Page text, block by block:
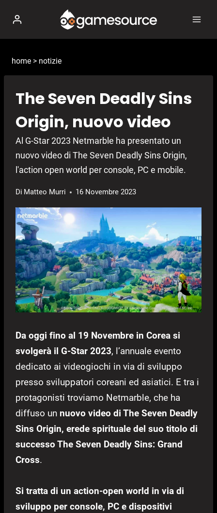
contenuto
home > notizie
The Seven Deadly Sins
Origin, nuovo video
Al G-Star 2023 Netmarble ha presentato un
nuovo video di The Seven Deadly Sins Origin,
l'action open world per console, PC e mobile.
Di Matteo Murri 16 Novembre 2023
Da oggi fino al 19 Novembre in Corea si
svolgerà il G-Star 2023, l’annuale evento
dedicato ai videogiochi in via di sviluppo
presso sviluppatori coreani ed asiatici. E tra i
protagonisti troviamo Netmarble, che ha
diffuso un nuovo video di The Seven Deadly
Sins Origin, erede spirituale del suo titolo di
successo The Seven Deadly Sins: Grand
Cross.
Si tratta di un action-open world in via di
sviluppo per console, PC e dispositivi